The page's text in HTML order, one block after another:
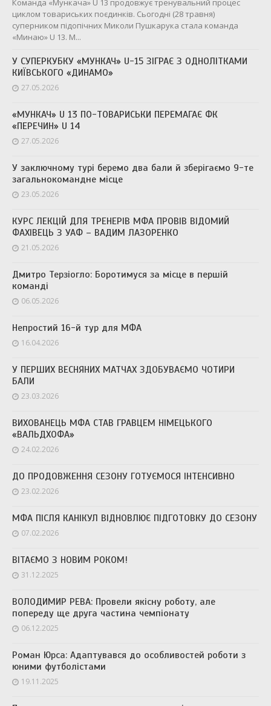
Команда «Мункача» U 13 продовжує тренувальний процес
циклом товариських поєдинків. Сьогодні (28 травня)
суперником підопічних Миколи Пушкарука стала команда
«Минаю» U 13. М...
У СУПЕРКУБКУ «МУНКАЧ» U-15 ЗІГРАЄ З ОДНОЛІТКАМИ
КИЇВСЬКОГО «ДИНАМО»
27.05.2026
«МУНКАЧ» U 13 ПО-ТОВАРИСЬКИ ПЕРЕМАГАЄ ФК
«ПЕРЕЧИН» U 14
27.05.2026
У заключному турі беремо два бали й зберігаємо 9-те
загальнокомандне місце
23.05.2026
КУРС ЛЕКЦІЙ ДЛЯ ТРЕНЕРІВ МФА ПРОВІВ ВІДОМИЙ
ФАХІВЕЦЬ З УАФ – ВАДИМ ЛАЗОРЕНКО
21.05.2026
Дмитро Терзіогло: Боротимуся за місце в першій
команді
06.05.2026
Непростий 16-й тур для МФА
16.04.2026
У ПЕРШИХ ВЕСНЯНИХ МАТЧАХ ЗДОБУВАЄМО ЧОТИРИ
БАЛИ
23.03.2026
ВИХОВАНЕЦЬ МФА СТАВ ГРАВЦЕМ НІМЕЦЬКОГО
«ВАЛЬДХОФА»
24.02.2026
ДО ПРОДОВЖЕННЯ СЕЗОНУ ГОТУЄМОСЯ ІНТЕНСИВНО
23.02.2026
МФА ПІСЛЯ КАНІКУЛ ВІДНОВЛЮЄ ПІДГОТОВКУ ДО СЕЗОНУ
07.02.2026
ВІТАЄМО З НОВИМ РОКОМ!
31.12.2025
ВОЛОДИМИР РЕВА: Провели якісну роботу, але
попереду ще друга частина чемпіонату
06.12.2025
Роман Юрса: Адаптувався до особливостей роботи з
юними футболістами
19.11.2025